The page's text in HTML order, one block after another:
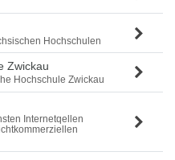
Hochschulen
Zwickau
Hochschule Zwickau
Internetqellen